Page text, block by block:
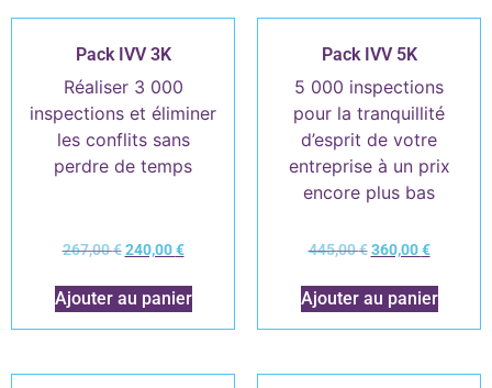
Pack IVV 3K
Réaliser 3 000
inspections et éliminer
les conflits sans
perdre de temps
267,00€ 240,00€
Ajouter au panier
Pack IVV 5K
5 000 inspections
pour la tranquillité
d’esprit de votre
entreprise à un prix
encore plus bas
445,00€ 360,00€
Ajouter au panier